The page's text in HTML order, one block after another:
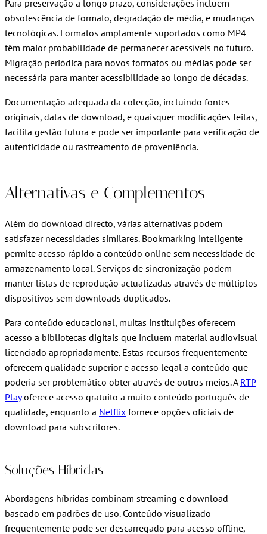
Para preservação a longo prazo, considerações incluem
obsolescência de formato, degradação de média, e mudanças
tecnológicas. Formatos amplamente suportados como MP4
têm maior probabilidade de permanecer acessíveis no futuro.
Migração periódica para novos formatos ou médias pode ser
necessária para manter acessibilidade ao longo de décadas.
Documentação adequada da colecção, incluindo fontes
originais, datas de download, e quaisquer modificações feitas,
facilita gestão futura e pode ser importante para verificação de
autenticidade ou rastreamento de proveniência.
Alternativas e Complementos
Além do download directo, várias alternativas podem
satisfazer necessidades similares. Bookmarking inteligente
permite acesso rápido a conteúdo online sem necessidade de
armazenamento local. Serviços de sincronização podem
manter listas de reprodução actualizadas através de múltiplos
dispositivos sem downloads duplicados.
Para conteúdo educacional, muitas instituições oferecem
acesso a bibliotecas digitais que incluem material audiovisual
licenciado apropriadamente. Estas recursos frequentemente
oferecem qualidade superior e acesso legal a conteúdo que
poderia ser problemático obter através de outros meios. A RTP
Playoferece acesso gratuito a muito conteúdo português de
qualidade, enquanto a Netflix fornece opções oficiais de
download para subscritores.
Soluções Híbridas
Abordagens híbridas combinam streaming e download
baseado em padrões de uso. Conteúdo visualizado
frequentemente pode ser descarregado para acesso offline,